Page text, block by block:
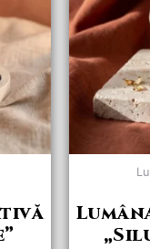
variații.
Opțiunile
pot
fi
alese
în
pagina